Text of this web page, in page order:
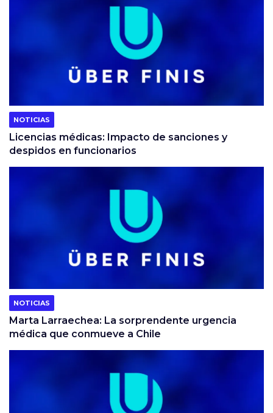
NOTICIAS
Licencias médicas: Impacto de sanciones y
despidos en funcionarios
NOTICIAS
Marta Larraechea: La sorprendente urgencia
médica que conmueve a Chile